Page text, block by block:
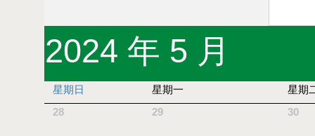
2024 年 5 月
星期日 星期一
星期
28
29 30